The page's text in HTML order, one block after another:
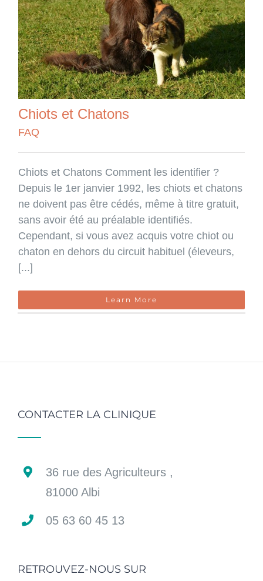
Chiots et Chatons
FAQ
Chiots et Chatons Comment les identifier ?
Depuis le 1er janvier 1992, les chiots et chatons
ne doivent pas être cédés, même à titre gratuit,
sans avoir été au préalable identifiés.
Cependant, si vous avez acquis votre chiot ou
chaton en dehors du circuit habituel (éleveurs,
[...]
Learn More
CONTACTER LA CLINIQUE
36 rue des Agriculteurs ,
81000 Albi
05 63 60 45 13
RETROUVEZ-NOUS SUR